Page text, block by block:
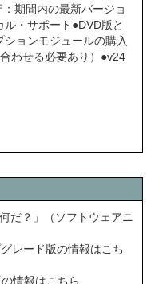
期間内の最新バージョ
・サポート●DVD版と
ョンモジュールの購入
わせる必要あり）●v24
だ？」（ソフトウェアニ
レード版の情報はこち
情報はこちら